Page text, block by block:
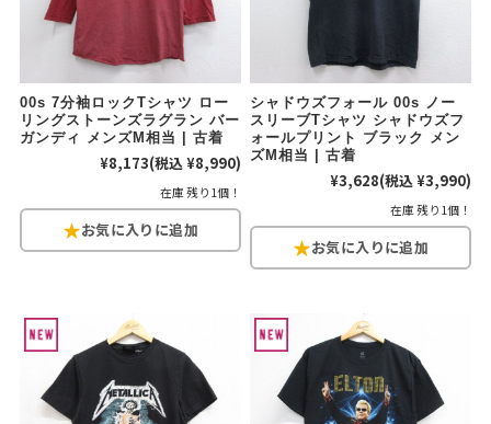
ラルフ ローレン ザ・ノース・フェ
チャンピオン
パタゴニア
カーハート ディッキーズ
アディダス ナイキ
リーバイス ラッセル・アスレ
チック
ナ行
ハ行 マ行 ラ行
00s 7分袖ロックTシャツ ロー
リングストーンズラグラン バー
ガンディ メンズM相当 | 古着
¥8,173(税込 ¥8,990)
在庫 残り1個！
シャドウズフォール 00s ノー
スリーブTシャツ シャドウズフ
ォールプリント ブラック メン
ズM相当 | 古着
¥3,628(税込 ¥3,990)
在庫 残り1個！